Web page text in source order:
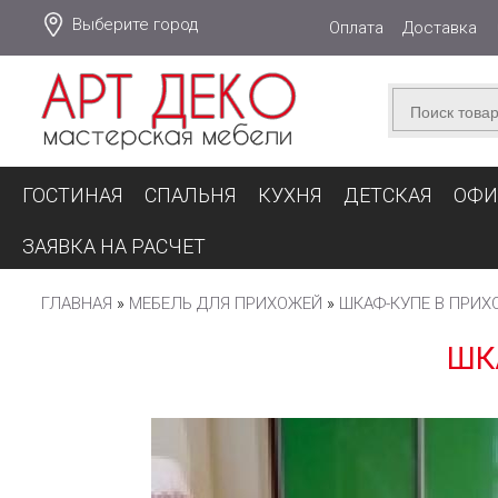
Выберите город Оплата Доставка
ГОСТИНАЯ СПАЛЬНЯ КУХНЯ ДЕТСКАЯ
ЗАЯВКА НА РАСЧЕТ
ГЛАВНАЯ » МЕБЕЛЬ ДЛЯ ПРИХОЖЕЙ » ШКАФ-КУПЕ В